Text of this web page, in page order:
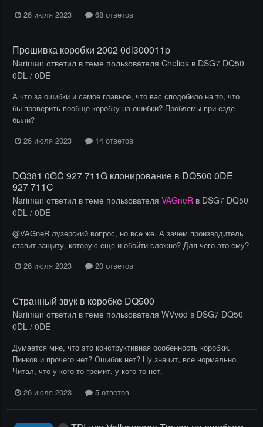
26 июля 2023
68 ответов
Прошивка коробки 2002 0dl300011p
Nariman ответил в теме пользователя Chelios в DSG7 DQ50
0DL / 0DE
А что за ошибки и самое главное, что вас сподобило на то, что
бы проверить вообще коробку на ошибки? Проблемы при езде
были?
26 июля 2023
14 ответов
DQ381 0GC 927 711G клонирование в DQ500 0DE
927 711C
Nariman ответил в теме пользователя VAGneR в DSG7 DQ50
0DL / 0DE
@VAGneR лузерский вопрос, но все же. А зачем производитель
ставит защиту, которую еще и обойти сложно? Для чего это ему?
26 июля 2023
20 ответов
Странный звук в коробке DQ500
Nariman ответил в теме пользователя WVvod в DSG7 DQ50
0DL / 0DE
Думается мне, что это конструктивная особенность коробки.
Пинков и прочего нет? Ошибок нет? Ну значит, все нормально.
Читал, что у кого-то гремит, у кого-то нет.
26 июля 2023
5 ответов